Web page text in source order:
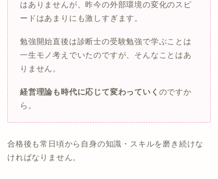
はありませんが、昨今の外部環境の変化のスピ
ードはあまりにも激しすぎます。
勉強開始直後は診断士の受験勉強で学ぶことは
一生モノ考えでいたのですが、そんなことはあ
りません。
経営理論も時代に応じて変わっていく のですか
ら。
合格後も常日頃から自身の知識・スキルを磨き続けな
ければなりません。